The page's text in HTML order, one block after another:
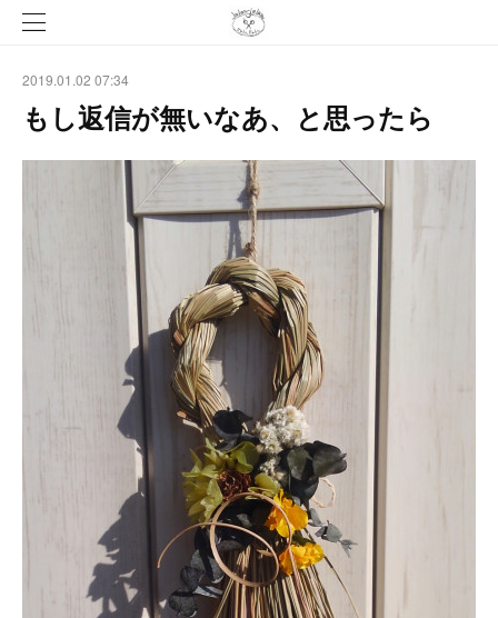
2019.01.02 07:34
もし返信が無いなあ、と思ったら